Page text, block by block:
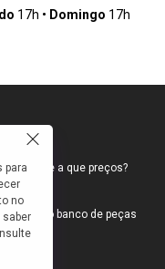
seguida,
se
no
tudo
a um
amigo.
do
17h Domingo 17h
e a que preços?
o banco de peças
para
no
saber